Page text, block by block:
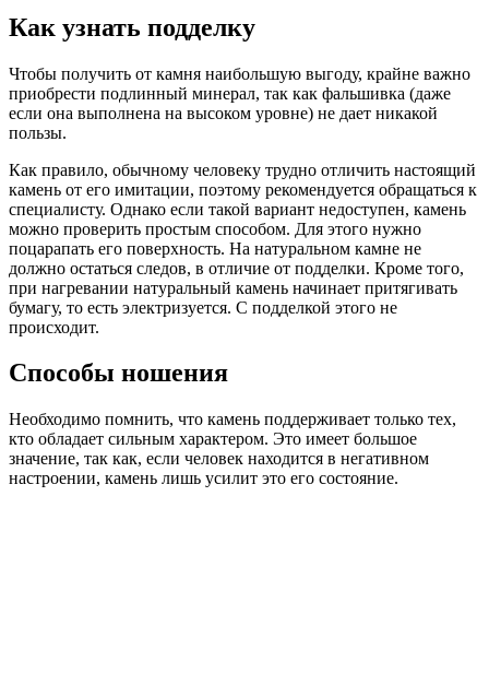
Как узнать подделку
Чтобы получить от камня наибольшую выгоду, крайне важно
приобрести подлинный минерал, так как фальшивка (даже
если она выполнена на высоком уровне) не дает никакой
пользы.
Как правило, обычному человеку трудно отличить настоящий
камень от его имитации, поэтому рекомендуется обращаться к
специалисту. Однако если такой вариант недоступен, камень
можно проверить простым способом. Для этого нужно
поцарапать его поверхность. На натуральном камне не
должно остаться следов, в отличие от подделки. Кроме того,
при нагревании натуральный камень начинает притягивать
бумагу, то есть электризуется. С подделкой этого не
происходит.
Способы ношения
Необходимо помнить, что камень поддерживает только тех,
кто обладает сильным характером. Это имеет большое
значение, так как, если человек находится в негативном
настроении, камень лишь усилит это его состояние.